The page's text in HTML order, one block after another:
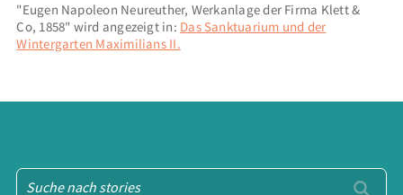
"Eugen Napoleon Neureuther, Werkanlage der Firma Klett &
Co, 1858" wird angezeigt in: Das Sanktuarium und der
Wintergarten Maximilians II.